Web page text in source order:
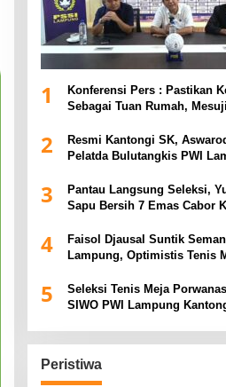
1
Konferensi Pers : Pastikan
Sebagai Tuan Rumah,
Piala Gubernur Lampung
2
Resmi Kantongi SK,
Pelatda Bulutangkis PWI
3
Pantau Langsung Seleksi,
Sapu Bersih 7 Emas Cabor
4
Faisol Djausal Suntik
Lampung, Optimistis Tenis
5
Seleksi Tenis Meja
SIWO PWI Lampung
Peristiwa